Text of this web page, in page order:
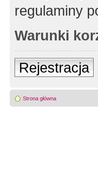
regulaminy
Warunki
Rejestracja
Strona główna